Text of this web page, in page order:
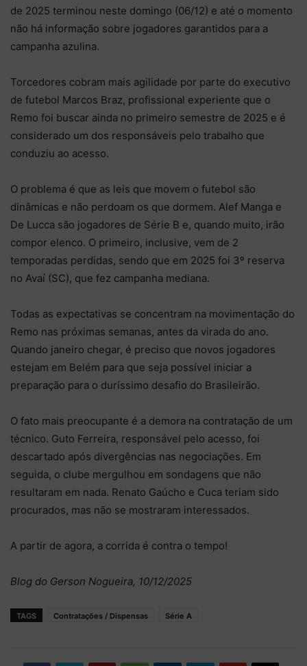
de 2025 terminou neste domingo (06/12) e até o momento
não há informação sobre jogadores garantidos para a
campanha azulina.
Torcedores cobram mais agilidade por parte do executivo
de futebol Marcos Braz, profissional experiente que o
Remo foi buscar ainda no primeiro semestre de 2025 e é
considerado um dos responsáveis pelo trabalho que
conduziu ao acesso.
O problema é que as leis que movem o futebol são
dinâmicas e não perdoam os que dormem. Alef Manga e
De Lucca são jogadores de Série B e, quando muito, irão
compor elenco. O primeiro, inclusive, vem de 2
temporadas perdidas, sendo que em 2025 foi 3º reserva
no Avaí (SC), que fez campanha mediana.
Todas as expectativas se concentram na movimentação do
Remo nas próximas semanas, antes da virada do ano.
Quando janeiro chegar, é preciso que novos jogadores
estejam em Belém para que seja possível iniciar a
preparação para o duríssimo desafio do Brasileirão.
O fato mais preocupante é a demora na contratação de um
técnico. Guto Ferreira, responsável pelo acesso, foi
descartado após divergências nas negociações. Em
seguida, o clube mergulhou em sondagens que não
resultaram em nada. Renato Gaúcho e Cuca teriam sido
procurados, mas não se mostraram interessados.
A partir de agora, a corrida é contra o tempo!
Blog do Gerson Nogueira, 10/12/2025
TAGS Contratações / Dispensas Série A